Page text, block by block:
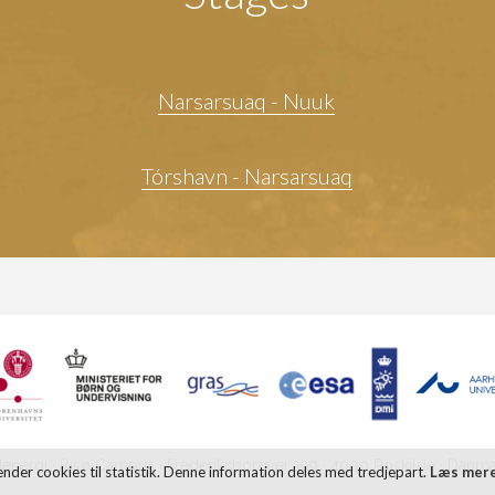
cookies til statistik. Denne information deles med tredjepart. Læs
Narsarsuaq - Nuuk
Tórshavn - Narsarsuaq
· Risø Campus · Frederiksborgvej 399 · 4000 Roskilde ·